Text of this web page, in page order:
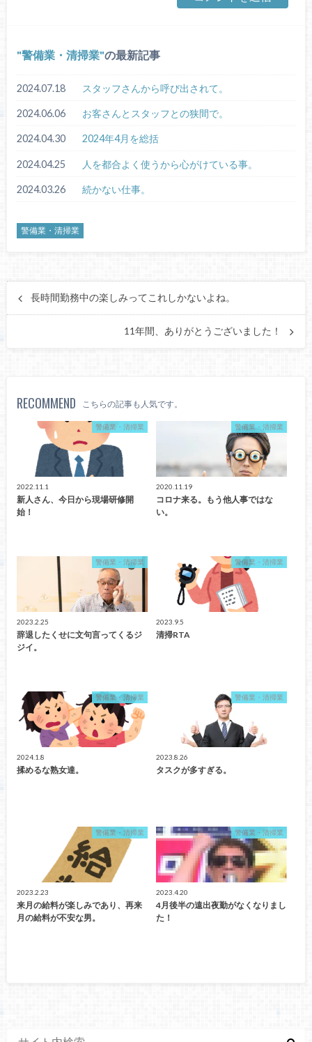
警備業・清掃業 の最新記事
2024.07.18 スタッフさんから呼び出されて。
2024.06.06 お客さんとスタッフとの狭間で。
2024.04.30 2024年4月を総括
2024.04.25 人を都合よく使うから心がけている事。
2024.03.26 続かない仕事。
警備業・清掃業
長時間勤務中の楽しみってこれしかないよね。
11年間、ありがとうございました！
RECOMMEND こちらの記事も人気です。
警備業・清掃業
2022.11.1
新人さん、今日から現場研修開
始！
警備業・清掃業
2020.11.19
コロナ来る。もう他人事ではな
い。
警備業・清掃業
2023.2.25
辞退したくせに文句言ってくるジ
ジイ。
警備業・清掃業
2023.9.5
清掃RTA
警備業・清掃業
2024.1.8
揉めるな熟女達。
警備業・清掃業
2023.8.26
タスクが多すぎる。
警備業・清掃業
2023.2.23
来月の給料が楽しみであり、再来
月の給料が不安な男。
警備業・清掃業
2023.4.20
4月後半の遠出夜勤がなくなりまし
た！